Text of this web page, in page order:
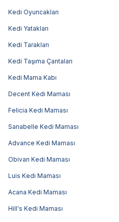
Kedi Oyuncakları
Kedi Yatakları
Kedi Tarakları
Kedi Taşıma Çantaları
Kedi Mama Kabı
Decent Kedi Maması
Felicia Kedi Maması
Sanabelle Kedi Maması
Advance Kedi Maması
Obivan Kedi Maması
Luis Kedi Maması
Acana Kedi Maması
Hill's Kedi Maması